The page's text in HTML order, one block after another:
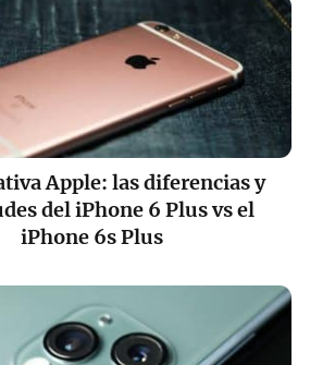
Apple: las diferencias y
del iPhone 6 Plus vs el
iPhone 6s Plus